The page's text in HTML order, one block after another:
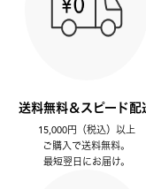
送料無料＆スピード配
15,000円（税込）以上
ご購入で送料無料。
最短翌日にお届け。